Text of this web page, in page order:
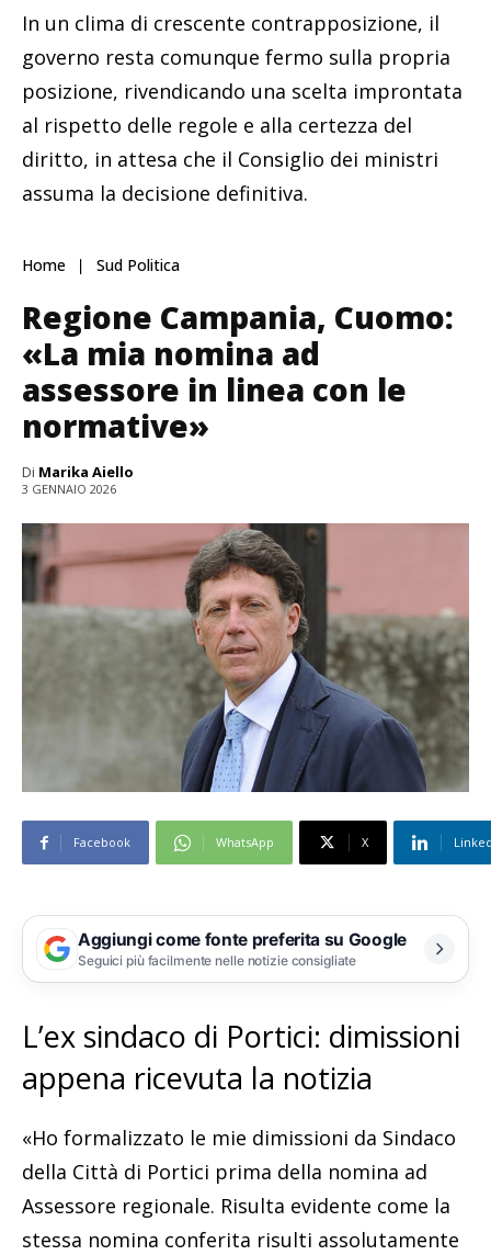
In un clima di crescente contrapposizione, il
governo resta comunque fermo sulla propria
posizione, rivendicando una scelta improntata
al rispetto delle regole e alla certezza del
diritto, in attesa che il Consiglio dei ministri
assuma la decisione definitiva.
Home Sud Politica
Regione Campania, Cuomo:
«La mia nomina ad
assessore in linea con le
normative»
Di Marika Aiello
3 GENNAIO 2026
Facebook WhatsApp X
Aggiungi come fonte preferita su Google
Seguici più facilmente nelle notizie consigliate
L’ex sindaco di Portici: dimissioni
appena ricevuta la notizia
«Ho formalizzato le mie dimissioni da Sindaco
della Città di Portici prima della nomina ad
Assessore regionale. Risulta evidente come la
stessa nomina conferita risulti assolutamente